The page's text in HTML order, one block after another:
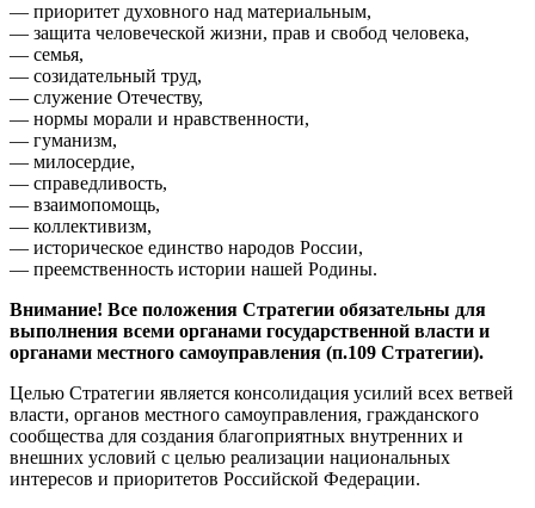
— приоритет духовного над материальным,
— защита человеческой жизни, прав и свобод человека,
— семья,
— созидательный труд,
— служение Отечеству,
— нормы морали и нравственности,
— гуманизм,
— милосердие,
— справедливость,
— взаимопомощь,
— коллективизм,
— историческое единство народов России,
— преемственность истории нашей Родины.
Внимание! Все положения Стратегии обязательны для
выполнения всеми органами государственной власти и
органами местного самоуправления (п.109 Стратегии).
Целью Стратегии является консолидация усилий всех ветвей
власти, органов местного самоуправления, гражданского
сообщества для создания благоприятных внутренних и
внешних условий с целью реализации национальных
интересов и приоритетов Российской Федерации.